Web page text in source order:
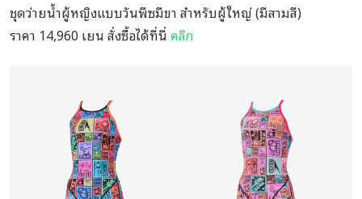
ชุดว่ายน้ำผู้หญิงแบบวันพีซมีขา สำหรับผู้ใหญ่ (มีสามสี)
ราคา 14,960 เยน สั่งซื้อได้ที่นี่คลิก